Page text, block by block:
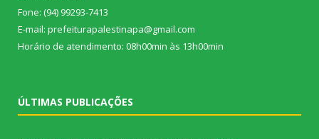
Fone: (94) 99293-7413
E-mail: prefeiturapalestinapa@gmail.com
Horário de atendimento: 08h00min às 13h00min
ÚLTIMAS PUBLICAÇÕES